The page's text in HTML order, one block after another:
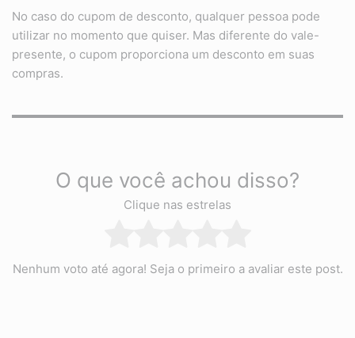
No caso do cupom de desconto, qualquer pessoa pode
utilizar no momento que quiser. Mas diferente do vale-
presente, o cupom proporciona um desconto em suas
compras.
O que você achou disso?
Clique nas estrelas
Nenhum voto até agora! Seja o primeiro a avaliar este post.